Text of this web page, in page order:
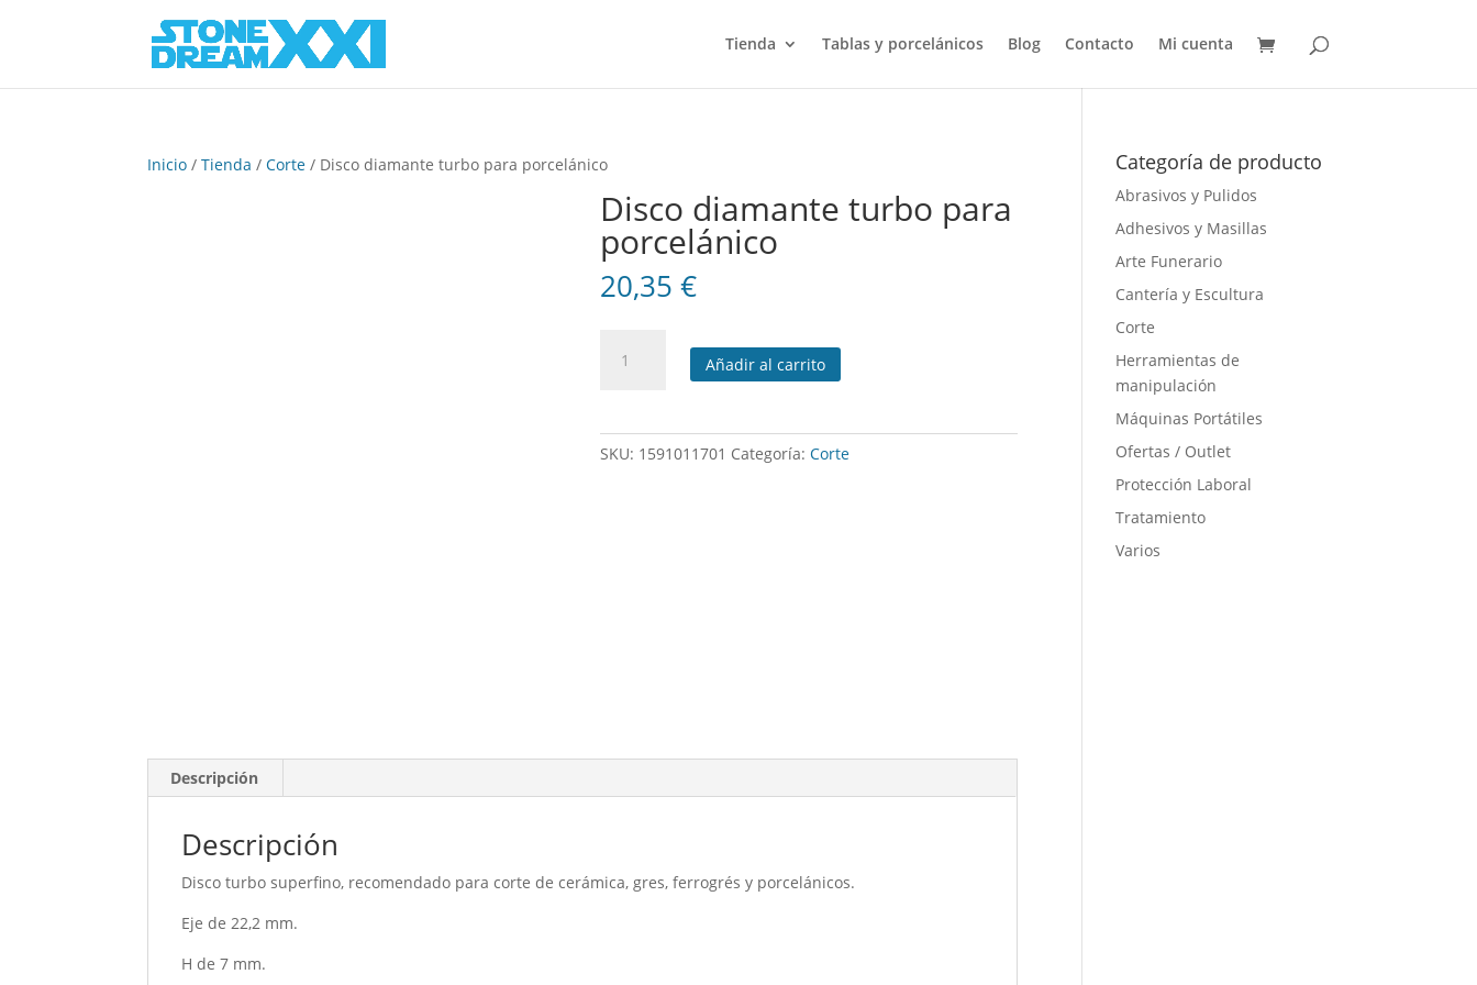
Tienda Tablas y porcelánicos Blog Contacto Mi cuenta
Inicio /Tienda /Corte / Disco diamante turbo para porcelánico
Disco diamante turbo para
porcelánico
20,35€
diamante
Añadir al carrito
SKU: 1591011701 Categoría:Corte
Descripción
Descripción
Disco turbo superfino, recomendado para corte de cerámica, gres, ferrogrés y porcelánicos.
Eje de 22,2 mm.
H de 7 mm.
Categoría de producto
Abrasivos y Pulidos
Adhesivos y Masillas
Arte Funerario
Cantería y Escultura
Corte
Herramientas de
manipulación
Máquinas Portátiles
Ofertas / Outlet
Protección Laboral
Tratamiento
Varios